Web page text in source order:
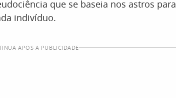
que se baseia nos astros para
indivíduo.
APÓS A PUBLICIDADE